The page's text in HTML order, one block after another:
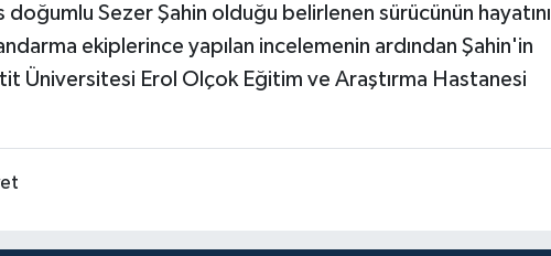
Sezer Şahin olduğu belirlenen sürücünün hayatını
ekiplerince yapılan incelemenin ardından Şahin'in
Üniversitesi Erol Olçok Eğitim ve Araştırma Hastanesi